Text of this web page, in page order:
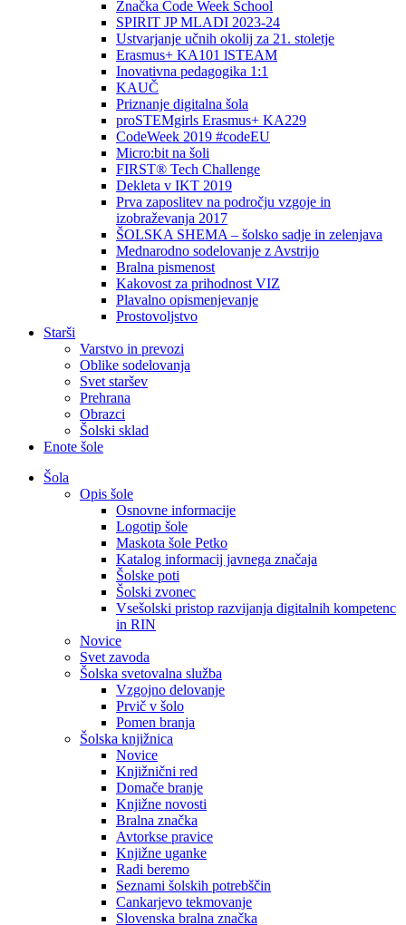
Značka Code Week School
SPIRIT JP MLADI 2023-24
Ustvarjanje učnih okolij za 21. stoletje
Erasmus+ KA101 lSTEAM
Inovativna pedagogika 1:1
KAUČ
Priznanje digitalna šola
proSTEMgirls Erasmus+ KA229
CodeWeek 2019 #codeEU
Micro:bit na šoli
FIRST® Tech Challenge
Dekleta v IKT 2019
Prva zaposlitev na področju vzgoje in
izobraževanja 2017
ŠOLSKA SHEMA – šolsko sadje in zelenjava
Mednarodno sodelovanje z Avstrijo
Bralna pismenost
Kakovost za prihodnost VIZ
Plavalno opismenjevanje
Prostovoljstvo
Starši
Varstvo in prevozi
Oblike sodelovanja
Svet staršev
Prehrana
Obrazci
Šolski sklad
Enote šole
Šola
Opis šole
Osnovne informacije
Logotip šole
Maskota šole Petko
Katalog informacij javnega značaja
Šolske poti
Šolski zvonec
Vsešolski pristop razvijanja digitalnih kompetenc
in RIN
Novice
Svet zavoda
Šolska svetovalna služba
Vzgojno delovanje
Prvič v šolo
Pomen branja
Šolska knjižnica
Novice
Knjižnični red
Domače branje
Knjižne novosti
Bralna značka
Avtorkse pravice
Knjižne uganke
Radi beremo
Seznami šolskih potrebščin
Cankarjevo tekmovanje
Slovenska bralna značka